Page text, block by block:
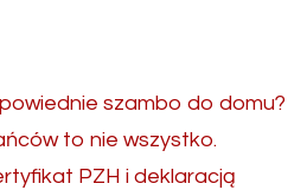
szambo do domu?
to nie wszystko.
PZH i deklaracją